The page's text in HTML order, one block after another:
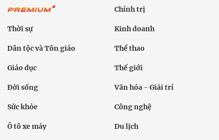
Chính trị
Thời sự Kinh doanh
Dân tộc và Tôn giáo Thể thao
Giáo dục Thế giới
Đời sống Văn hóa - Giải trí
Sức khỏe Công nghệ
Ô tô xe máy Du lịch